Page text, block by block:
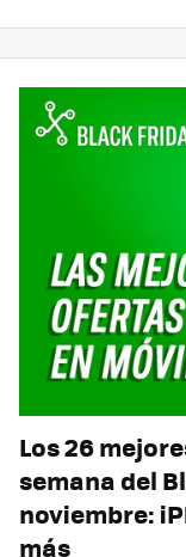
Los 26
semana del
noviembre:
más